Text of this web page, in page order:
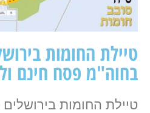
טיילת החומות
בחוה"מ פסח חינם
טיילת החומות